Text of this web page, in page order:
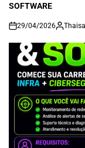
SOFTWARE
on
29/04/2026